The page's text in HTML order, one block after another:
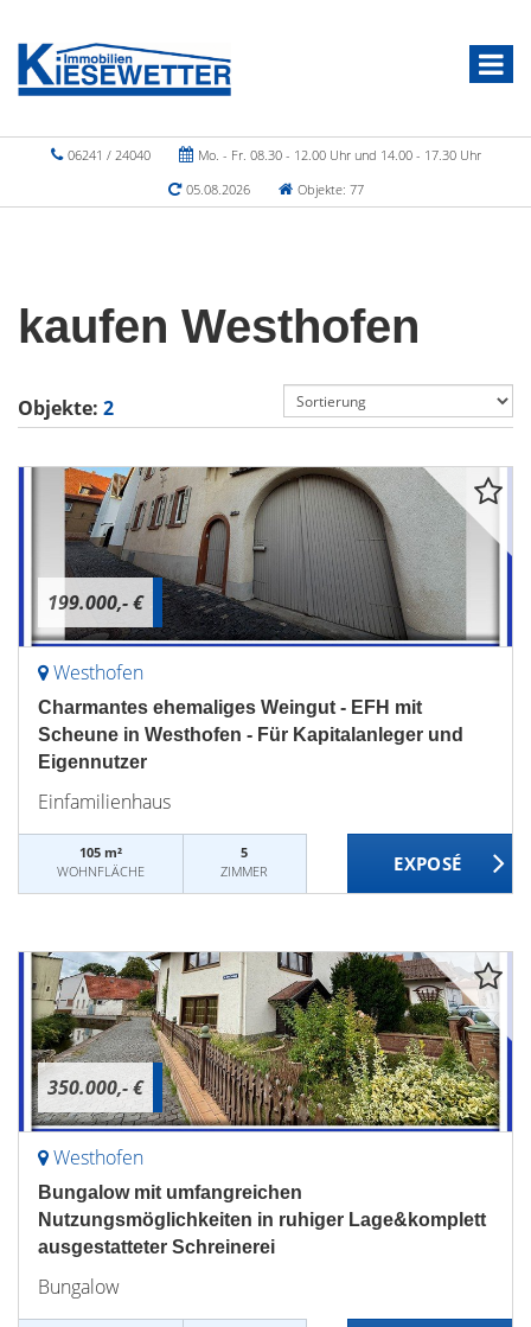
06241 / 24040
Mo. - Fr. 08.30 - 12.00 Uhr und 14.00 - 17.30 Uhr
05.08.2026
Objekte: 77
kaufen Westhofen
Objekte: 2
199.000,- €
Westhofen
Charmantes ehemaliges Weingut - EFH mit
Scheune in Westhofen - Für Kapitalanleger und
Eigennutzer
Einfamilienhaus
105 m²
WOHNFLÄCHE
5
ZIMMER
350.000,- €
Westhofen
Bungalow mit umfangreichen
Nutzungsmöglichkeiten in ruhiger Lage&komplett
ausgestatteter Schreinerei
Bungalow